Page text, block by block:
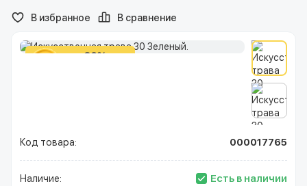
В избранное В сравнение
Код товара: 000017765
Наличие: Есть в наличии